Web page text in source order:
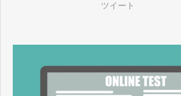
お役立ち資料
総務人事タイムズ
ツイート